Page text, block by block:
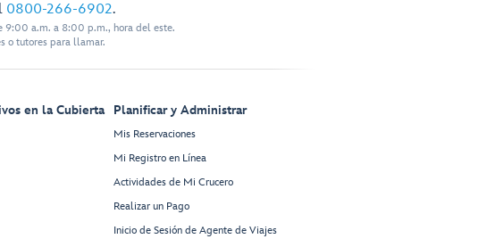
0800-266-6902.
9:00 a.m. a 8:00 p.m., hora del este.
o tutores para llamar.
en la Cubierta Planificar y Administrar
Mis Reservaciones
Mi Registro en Línea
Actividades de Mi Crucero
Realizar un Pago
Inicio de Sesión de Agente de Viajes